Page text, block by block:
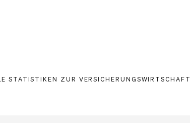
STATISTIKEN ZUR VERSICHERUNGSWIRTSCHAFT